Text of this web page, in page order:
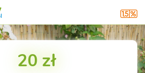
20 zł